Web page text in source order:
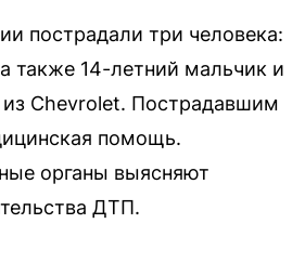
пострадали три человека:
также 14-летний мальчик и
из Chevrolet. Пострадавшим
помощь.
органы выясняют
ДТП.